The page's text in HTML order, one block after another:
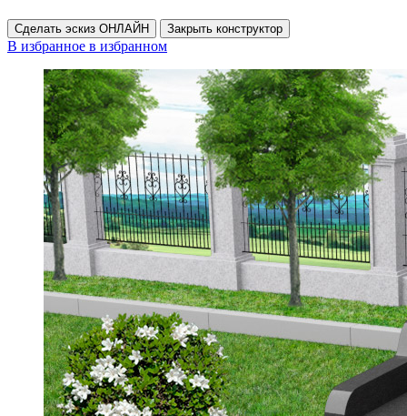
Сделать эскиз ОНЛАЙН Закрыть конструктор
В избранное в избранном